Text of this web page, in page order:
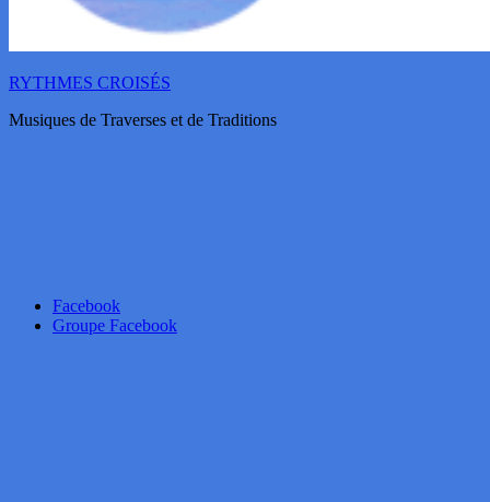
RYTHMES CROISÉS
Musiques de Traverses et de Traditions
Facebook
Groupe Facebook